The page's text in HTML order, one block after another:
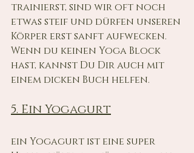
trainierst, sind wir oft noch
etwas steif und dürfen unseren
Körper erst sanft aufwecken.
Wenn du keinen Yoga Block
hast, kannst Du Dir auch mit
einem dicken Buch helfen.
5. Ein Yogagurt
ein Yogagurt ist eine super